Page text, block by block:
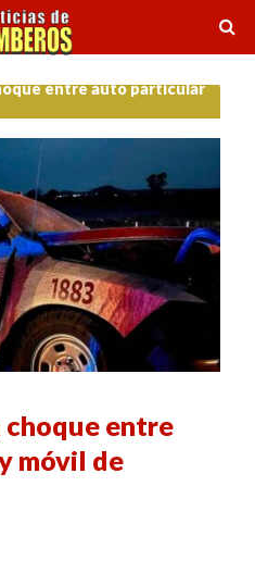
entre auto particular
choque entre
móvil de